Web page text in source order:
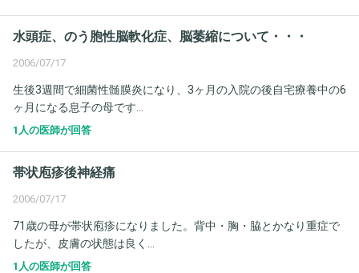
水頭症、のう胞性脳軟化症、脳萎縮について・・・
2006/07/17
生後3週間で細菌性髄膜炎になり、3ヶ月の入院の後自宅療養中の6
ヶ月になる息子の母です...
1人の医師が回答
帯状庖疹後神経痛
2006/07/17
71歳の母が帯状庖疹になりました。背中・胸・脇とかなり重症で
したが、皮膚の状態は良く...
1人の医師が回答